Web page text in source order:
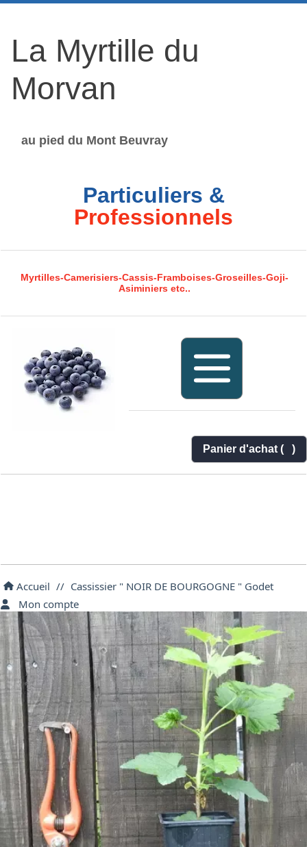
La Myrtille du
Morvan
au pied du Mont Beuvray
Particuliers &
Professionnels
Myrtilles-Camerisiers-Cassis-Framboises-Groseilles-Goji-
Asiminiers etc..
Panier d'achat ( )
Accueil // Cassissier " NOIR DE BOURGOGNE " Godet
Mon compte